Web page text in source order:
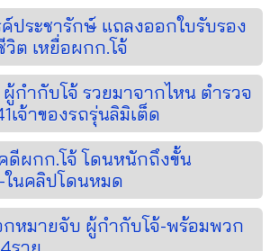
ค์ประชารักษ์ แถลงออกใบรับรอง
วิต เหยื่อผกก.โจ้
ผู้กำกับโจ้ รวยมาจากไหน ตำรวจ
เจ้าของรถรุ่นลิมิเต็ด
ดีผกก.โจ้ โดนหนักถึงขั้น
ในคลิปโดนหมด
หมายจับ ผู้กำกับโจ้-พร้อมพวก